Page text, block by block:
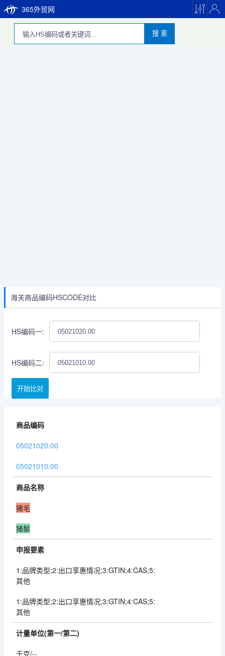
365外贸网
搜 索
海关商品编码HSCODE对比
HS编码一:
HS编码二:
开始比对
商品编码
05021020.00
05021010.00
商品名称
猪毛
猪鬃
申报要素
1:品牌类型;2:出口享惠情况;3:GTIN;4:CAS;5:
其他
1:品牌类型;2:出口享惠情况;3:GTIN;4:CAS;5:
其他
计量单位(第一/第二)
千克/--